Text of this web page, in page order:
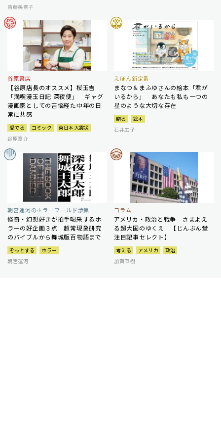
斎藤美奈子
谷原書店
【谷原店長のオススメ】桜玉吉
「満喫漫玉日記 深夜便」 ギャグ
漫画家としての苦悩経た中年の日
常に共感
愛でる コミック
東日本大震災
谷原章介
えほん新定番
まなつ＆まふゆさんの絵本「君が
いるから」 あなたも私も一つの
星のような大切な存在
贈る
絵本
石井広子
朝宮運河のホラーワールド渉猟
怪奇・幻想好きが拍手喝采するホ
ラーの好企画３点 超常現象研究
のバイブルから舞城版百物語まで
ぞっとする
ホラー
朝宮運河
コラム
アメリカ・政治と戦争 さまよえ
る超大国のゆくえ 【じんぶん堂
注目記事セレクト】
考える アメリカ
政治
加賀直樹